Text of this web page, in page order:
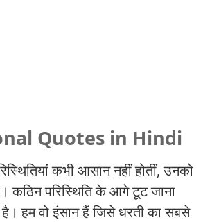
Quotes in Hindi
कभी आसान नहीं होतीं, उनको
कठिन परिस्थिति के आगे टूट जाना
हम वो इंसान हैं जिसे धरती का सबसे